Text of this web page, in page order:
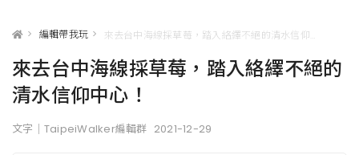
> 編輯帶我玩 >
來去台中海線採草莓，踏入絡繹不絕的
清水信仰中心！
文字｜TaipeiWalker編輯群 2021-12-29